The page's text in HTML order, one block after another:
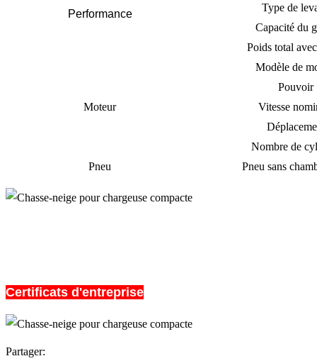
Performance
Type de
Capacité du
Poids total
Moteur
Modèle de
Pouvoir
Vitesse
Nombre de
Pneu
Pneu sans
Certificats d'entreprise
Partager: